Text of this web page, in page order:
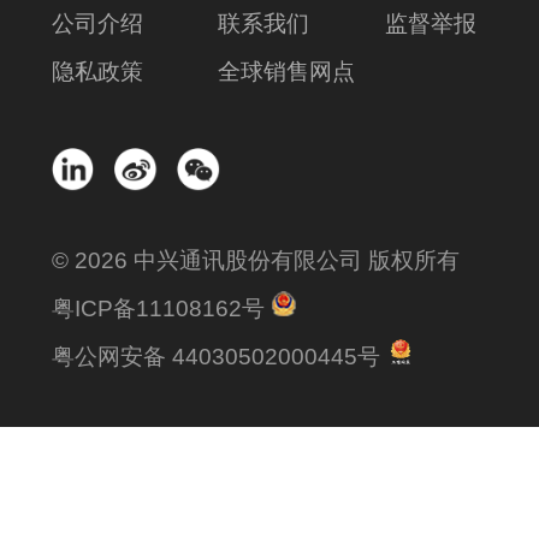
公司介绍 联系我们
监督举报
隐私政策
全球销售网点
© 2026 中兴通讯股份有限公司 版权所有
粤ICP备11108162号
粤公网安备 44030502000445号